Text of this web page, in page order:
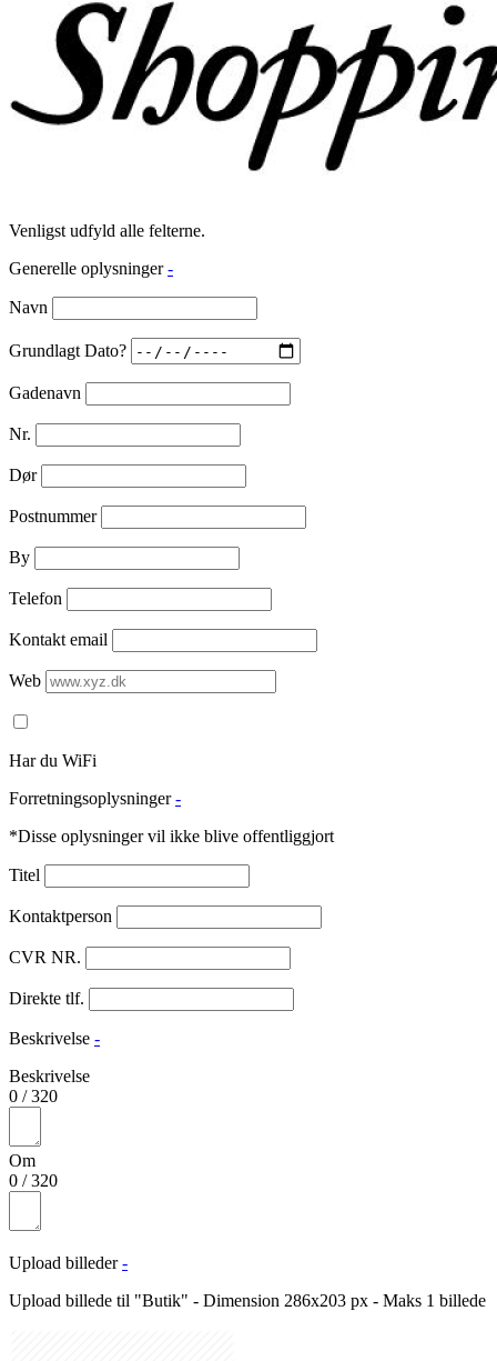
Venligst udfyld alle felterne.
Generelle oplysninger -
Navn
Grundlagt Dato?
Gadenavn
Nr.
Dør
Postnummer
By
Telefon
Kontakt email
Web
Har du WiFi
Forretningsoplysninger -
*Disse oplysninger vil ikke blive offentliggjort
Titel
Kontaktperson
CVR NR.
Direkte tlf.
Beskrivelse -
Beskrivelse
0 /320
Om
0 /320
Upload billeder -
Upload billede til "Butik" - Dimension 286x203 px - Maks 1 billede